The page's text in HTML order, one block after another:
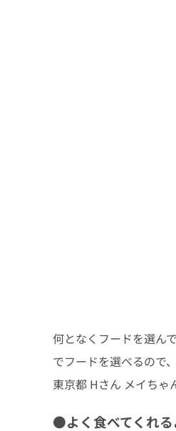
何となくフードを選ん
でフードを選べるので
東京都 Hさん メイちゃ
●よく⾷べてくれる